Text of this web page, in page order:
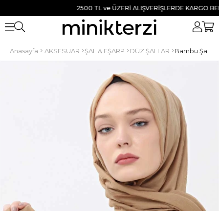
2500 TL ve ÜZERİ ALIŞVERİŞLERDE KARGO BEDAVA
Anasayfa AKSESUAR ŞAL & EŞARP DÜZ ŞALLAR Bambu Şal